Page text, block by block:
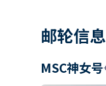
邮轮信息
MSC神女号